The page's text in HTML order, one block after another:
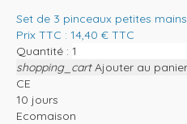
Set de 3 pinceaux petites mains
Prix TTC : 14,40 € TTC
Quantité :
shopping_cart Ajouter au panier
CE
10 jours
Ecomaison